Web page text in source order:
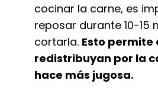
cocinar la carne, es
reposar durante 10-15
cortarla. Esto permite
redistribuyan por la
hace más jugosa.